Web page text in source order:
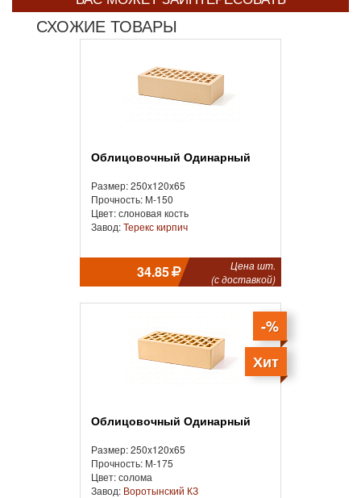
СХОЖИЕ ТОВАРЫ
Облицовочный Одинарный
Размер: 250x120x65
Прочность: М-150
Цвет: слоновая кость
Завод:Терекс кирпич
34.85
Цена шт.
(с доставкой)
-%
Хит
Облицовочный Одинарный
Размер: 250x120x65
Прочность: М-175
Цвет: солома
Завод: Воротынский КЗ